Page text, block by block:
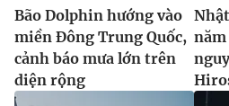
Bão Dolphin hướng vào
miền Đông Trung Quốc,
cảnh báo mưa lớn trên
diện rộng
năm